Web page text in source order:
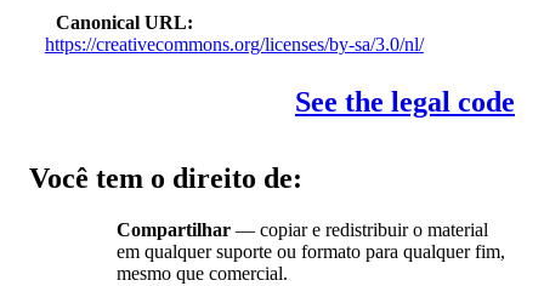
Canonical URL
https://creativecommons.org/licenses/by-sa/3.0/nl/
See the legal code
Você tem o direito de:
Compartilhar — copiar e redistribuir o material
em qualquer suporte ou formato para qualquer fim,
mesmo que comercial.